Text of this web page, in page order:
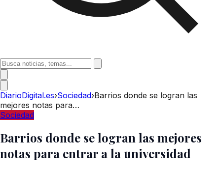
DiarioDigital.es›Sociedad›Barrios donde se logran las
mejores notas para…
Sociedad
Barrios donde se logran las mejores
notas para entrar a la universidad